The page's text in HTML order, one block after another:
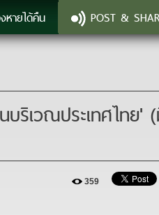
หายได้คืน POST &
359
ริเวณประเทศไทย'
359